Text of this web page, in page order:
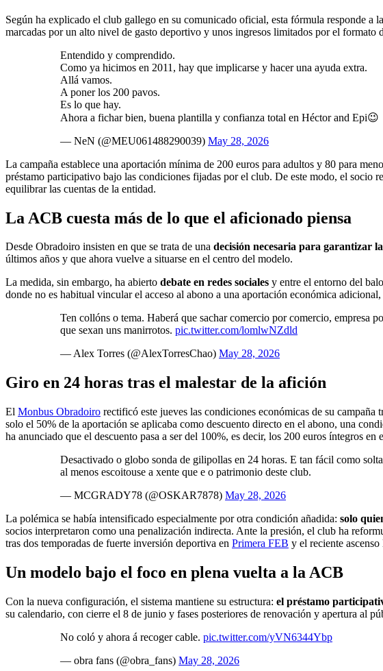
Según ha explicado el club gallego en su comunicado oficial, esta fórmula responde a
marcadas por un alto nivel de gasto deportivo y unos ingresos limitados por el formato
Entendido y comprendido.
Como ya hicimos en 2011, hay que implicarse y hacer una ayuda extra.
Allá vamos.
A poner los 200 pavos.
Es lo que hay.
Ahora a fichar bien, buena plantilla y confianza total en Héctor and Epi😉
— NeN (@MEU061488290039) May 28, 2026
La campaña establece una aportación mínima de 200 euros para adultos y 80 para
préstamo participativo bajo las condiciones fijadas por el club. De este modo, el socio
equilibrar las cuentas de la entidad.
La ACB cuesta más de lo que el aficionado piensa
Desde Obradoiro insisten en que se trata de una decisión necesaria para garantizar
últimos años y que ahora vuelve a situarse en el centro del modelo.
La medida, sin embargo, ha abierto debate en redes sociales y entre el entorno del
donde no es habitual vincular el acceso al abono a una aportación económica
Ten collóns o tema. Haberá que sachar comercio por comercio, empresa
que sexan uns manirrotos. pic.twitter.com/lomlwNZdld
— Alex Torres (@AlexTorresChao) May 28, 2026
Giro en 24 horas tras el malestar de la afición
El Monbus Obradoiro rectificó este jueves las condiciones económicas de su campaña
solo el 50% de la aportación se aplicaba como descuento directo en el abono, una
ha anunciado que el descuento pasa a ser del 100%, es decir, los 200 euros íntegros en
Desactivado o globo sonda de gilipollas en 24 horas. E tan fácil como
al menos escoitouse a xente que e o patrimonio deste club.
— MCGRADY78 (@OSKAR7878) May 28, 2026
La polémica se había intensificado especialmente por otra condición añadida: solo
socios interpretaron como una penalización indirecta. Ante la presión, el club ha
tras dos temporadas de fuerte inversión deportiva en Primera FEB y el reciente
Un modelo bajo el foco en plena vuelta a la ACB
Con la nueva configuración, el sistema mantiene su estructura: el préstamo
su calendario, con cierre el 8 de junio y fases posteriores de renovación y apertura al
No coló y ahora á recoger cable. pic.twitter.com/yVN6344Ybp
— obra fans (@obra_fans) May 28, 2026